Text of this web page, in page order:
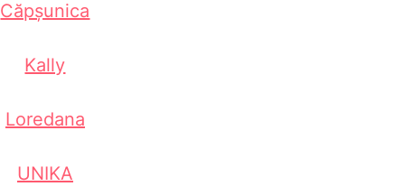
Căpșunica
Kally
Loredana
UNIKA